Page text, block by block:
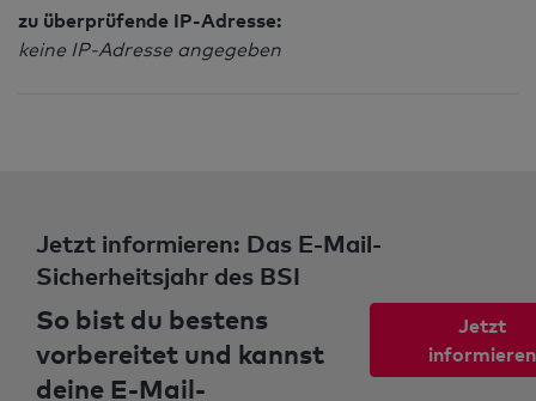
zu überprüfende IP-Adresse:
keine IP-Adresse angegeben
Jetzt informieren: Das E-Mail-
Sicherheitsjahr des BSI
So bist du bestens
vorbereitet und kannst
deine E-Mail-
Jetzt
informieren